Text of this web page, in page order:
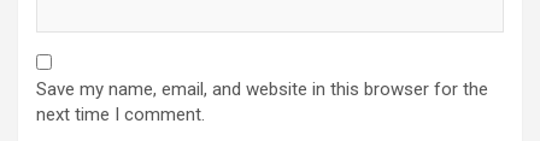
Save my name, email, and website in this browser for the
next time I comment.